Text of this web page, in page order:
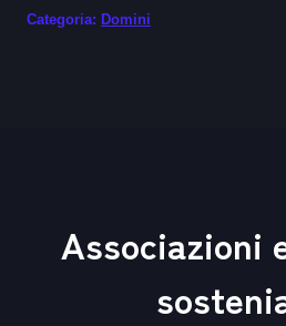
Categoria: Domini
Associazioni